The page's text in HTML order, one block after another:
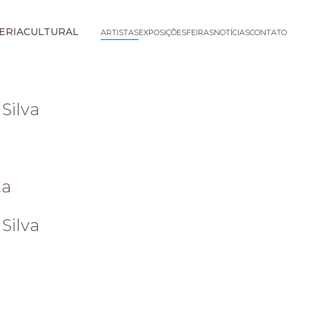
CULTURAL ARTISTASEXPOSIÇÕESFEIRASNOTÍCIASCONTATO